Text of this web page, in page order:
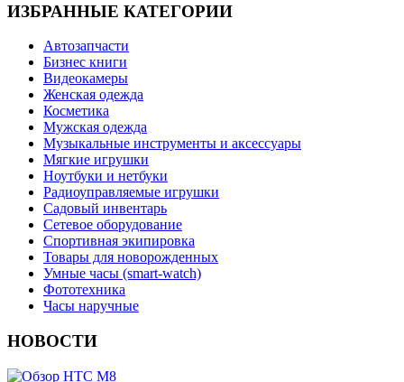
ИЗБРАННЫЕ КАТЕГОРИИ
Автозапчасти
Бизнес книги
Видеокамеры
Женская одежда
Косметика
Мужская одежда
Музыкальные инструменты и аксессуары
Мягкие игрушки
Ноутбуки и нетбуки
Радиоуправляемые игрушки
Садовый инвентарь
Сетевое оборудование
Спортивная экипировка
Товары для новорожденных
Умные часы (smart-watch)
Фототехника
Часы наручные
НОВОСТИ